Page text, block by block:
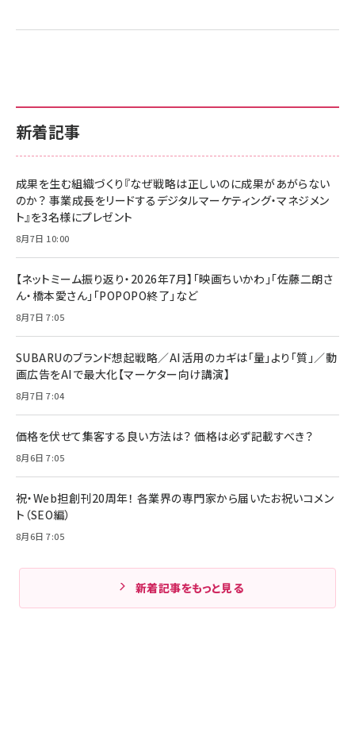
新着記事
成果を生む組織づくり『なぜ戦略は正しいのに成果があがらない
のか？ 事業成長をリードするデジタルマーケティング・マネジメン
ト』を3名様にプレゼント
8月7日 10:00
【ネットミーム振り返り・2026年7月】「映画ちいかわ」「佐藤二朗さ
ん・橋本愛さん」「POPOPO終了」など
8月7日 7:05
SUBARUのブランド想起戦略／AI活用のカギは「量」より「質」／動
画広告をAIで最大化【マーケター向け講演】
8月7日 7:04
価格を伏せて集客する良い方法は？ 価格は必ず記載すべき？
8月6日 7:05
祝・Web担創刊20周年！ 各業界の専門家から届いたお祝いコメン
ト（SEO編）
8月6日 7:05
新着記事をもっと見る